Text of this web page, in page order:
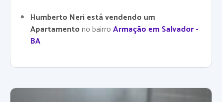
Humberto Neri está vendendo um
Apartamentono bairroArmação em Salvador -
BA